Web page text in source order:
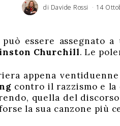
di Davide Rossi 14
essere assegnato
Churchill. Le
appena
contro il razzismo e la
quella del
la sua canzone più